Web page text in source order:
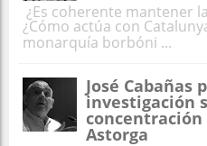
¿Es coherente mantener
¿Cómo actúa con
monarquía borbóni ...
José
investigación
Astorga